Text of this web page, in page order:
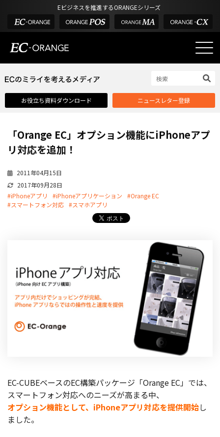
Eビジネスを推進するORANGEシリーズ
選ばれる理由
課題解決例
機能一覧
外部サービス連携
インフラ環境・サポート
費用
ショッピングモール型 EC
マルチテナント、マルチブランドなど
通販受注対応
ECと通販の連動を可能に
EC運用支援
継続的に結果を出し続けるECサイトへ
内製化支援
補助金活用支援
お役立ち資料ダウンロード ニュースレター登録
「Orange EC」オプション機能にiPhoneアプ
リ対応を追加！
2011年04月15日
2017年09月28日
#iPhoneアプリ
#iPhoneアプリケーション
#Orange EC
#スマートフォン対応 #スマホアプリ
EC-CUBEベースのEC構築パッケージ「Orange EC」では、
スマートフォン対応へのニーズが高まる中、
オプション機能として、iPhoneアプリ対応を提供開始し
ました。